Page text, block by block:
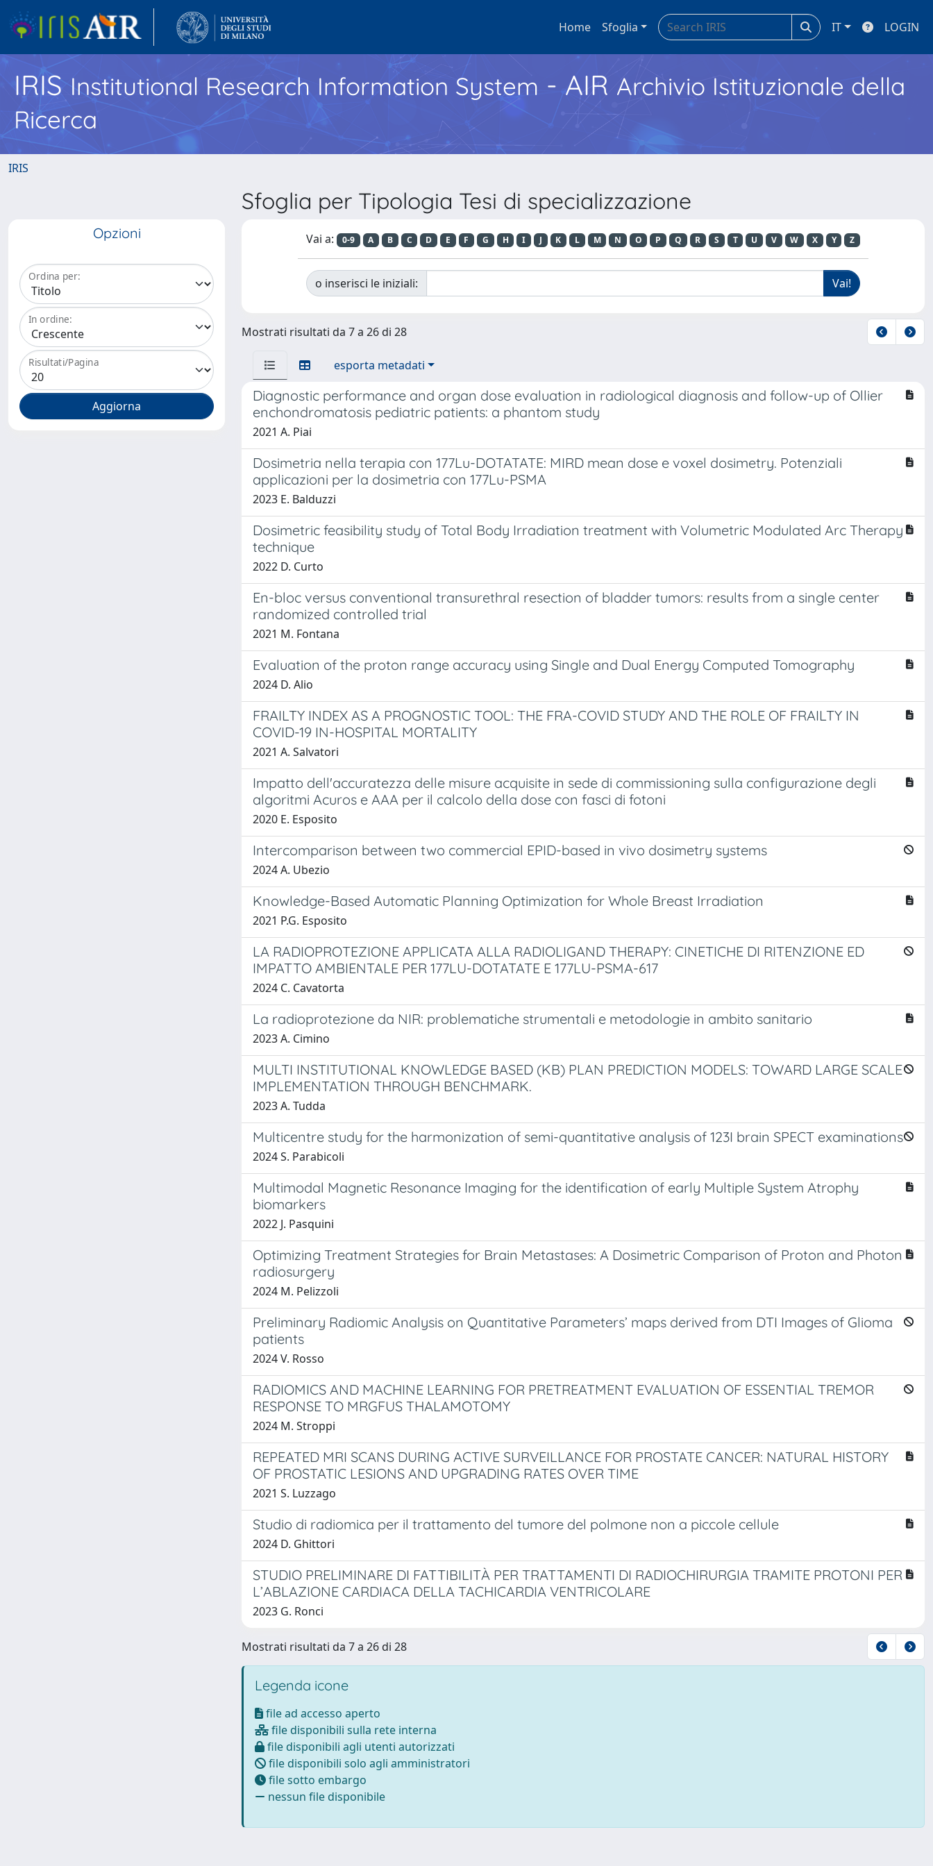
Home Sfoglia IT LOGIN
IRISInstitutional Research Information System - AIR Archivio Istituzionale della
Ricerca
IRIS
Sfoglia per Tipologia Tesi di specializzazione
Opzioni
Ordina per:
In ordine:
Risultati/Pagina
Vai a: 0-9 A B C D E F G H I J K L M N O P Q R S T U V W X Y Z
o inserisci le iniziali:
Mostrati risultati da 7 a 26 di 28
esporta metadati
Diagnostic performance and organ dose evaluation in radiological diagnosis and follow-up of Ollier
enchondromatosis pediatric patients: a phantom study
2021 A. Piai
Dosimetria nella terapia con 177Lu-DOTATATE: MIRD mean dose e voxel dosimetry. Potenziali
applicazioni per la dosimetria con 177Lu-PSMA
2023 E. Balduzzi
Dosimetric feasibility study of Total Body Irradiation treatment with Volumetric Modulated Arc Therapy
technique
2022 D. Curto
En-bloc versus conventional transurethral resection of bladder tumors: results from a single center
randomized controlled trial
2021 M. Fontana
Evaluation of the proton range accuracy using Single and Dual Energy Computed Tomography
2024 D. Alio
FRAILTY INDEX AS A PROGNOSTIC TOOL: THE FRA-COVID STUDY AND THE ROLE OF FRAILTY IN
COVID-19 IN-HOSPITAL MORTALITY
2021 A. Salvatori
Impatto dell'accuratezza delle misure acquisite in sede di commissioning sulla configurazione degli
algoritmi Acuros e AAA per il calcolo della dose con fasci di fotoni
2020 E. Esposito
Intercomparison between two commercial EPID-based in vivo dosimetry systems
2024 A. Ubezio
Knowledge-Based Automatic Planning Optimization for Whole Breast Irradiation
2021 P.G. Esposito
LA RADIOPROTEZIONE APPLICATA ALLA RADIOLIGAND THERAPY: CINETICHE DI RITENZIONE ED
IMPATTO AMBIENTALE PER 177LU-DOTATATE E 177LU-PSMA-617
2024 C. Cavatorta
La radioprotezione da NIR: problematiche strumentali e metodologie in ambito sanitario
2023 A. Cimino
MULTI INSTITUTIONAL KNOWLEDGE BASED (KB) PLAN PREDICTION MODELS: TOWARD LARGE SCALE
IMPLEMENTATION THROUGH BENCHMARK.
2023 A. Tudda
Multicentre study for the harmonization of semi-quantitative analysis of 123I brain SPECT examinations
2024 S. Parabicoli
Multimodal Magnetic Resonance Imaging for the identification of early Multiple System Atrophy
biomarkers
2022 J. Pasquini
Optimizing Treatment Strategies for Brain Metastases: A Dosimetric Comparison of Proton and Photon
radiosurgery
2024 M. Pelizzoli
Preliminary Radiomic Analysis on Quantitative Parameters’ maps derived from DTI Images of Glioma
patients
2024 V. Rosso
RADIOMICS AND MACHINE LEARNING FOR PRETREATMENT EVALUATION OF ESSENTIAL TREMOR
RESPONSE TO MRGFUS THALAMOTOMY
2024 M. Stroppi
REPEATED MRI SCANS DURING ACTIVE SURVEILLANCE FOR PROSTATE CANCER: NATURAL HISTORY
OF PROSTATIC LESIONS AND UPGRADING RATES OVER TIME
2021 S. Luzzago
Studio di radiomica per il trattamento del tumore del polmone non a piccole cellule
2024 D. Ghittori
STUDIO PRELIMINARE DI FATTIBILITÀ PER TRATTAMENTI DI RADIOCHIRURGIA TRAMITE PROTONI PER
L’ABLAZIONE CARDIACA DELLA TACHICARDIA VENTRICOLARE
2023 G. Ronci
Mostrati risultati da 7 a 26 di 28
Legenda icone
file ad accesso aperto
file disponibili sulla rete interna
file disponibili agli utenti autorizzati
file disponibili solo agli amministratori
file sotto embargo
nessun file disponibile